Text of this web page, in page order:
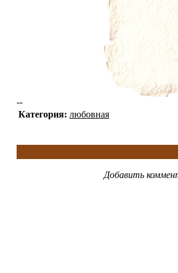
--
Категория: любовная
Добавить